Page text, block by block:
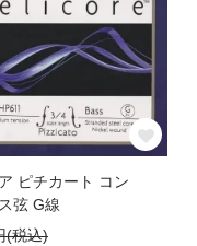
ピチカート コン
弦 G線
(税込)